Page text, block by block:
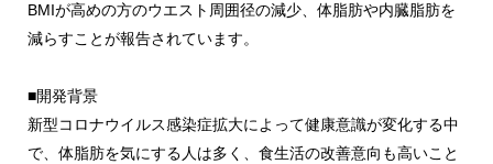
BMIが高めの方のウエスト周囲径の減少、体脂肪や内臓脂肪を
減らすことが報告されています。
■開発背景
新型コロナウイルス感染症拡大によって健康意識が変化する中
で、体脂肪を気にする人は多く、食生活の改善意向も高いこと